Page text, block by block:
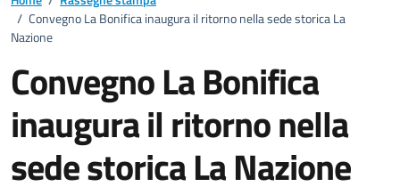
/ Convegno La Bonifica inaugura il ritorno nella sede storica La
Nazione
Convegno La Bonifica
inaugura il ritorno nella
sede storica La Nazione